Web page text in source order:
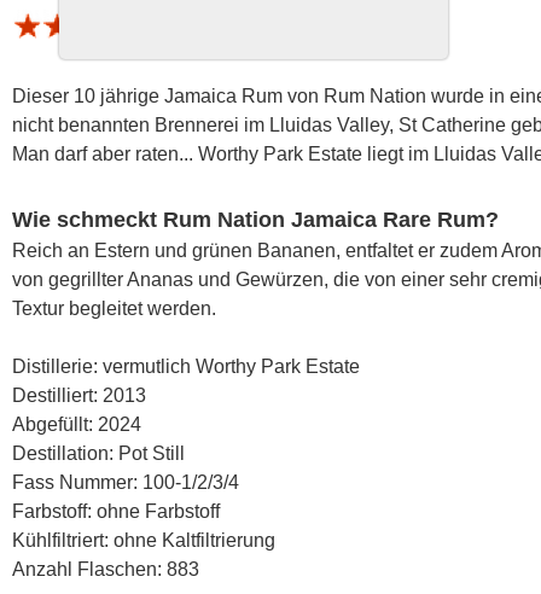
Dieser 10 jährige Jamaica Rum von Rum Nation wurde in
nicht benannten Brennerei im Lluidas Valley, St Catherine
Man darf aber raten... Worthy Park Estate liegt im Lluidas
Wie schmeckt Rum Nation Jamaica Rare Rum?
Reich an Estern und grünen Bananen, entfaltet er zudem
von gegrillter Ananas und Gewürzen, die von einer sehr
Textur begleitet werden.
Distillerie: vermutlich Worthy Park Estate
Destilliert: 2013
Abgefüllt: 2024
Destillation: Pot Still
Fass Nummer: 100-1/2/3/4
Farbstoff: ohne Farbstoff
Kühlfiltriert: ohne Kaltfiltrierung
Anzahl Flaschen: 883